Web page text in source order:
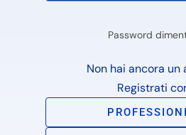
Password
Non hai ancora un
Registrati